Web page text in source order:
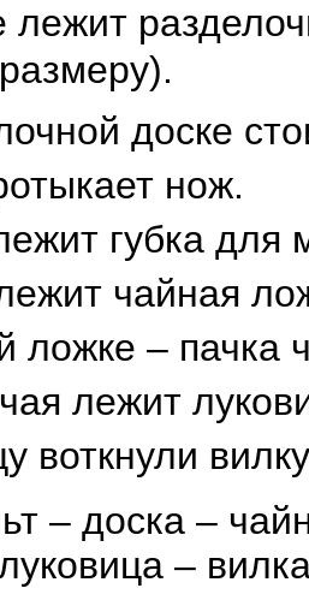
лежит
доске
нож.
губка для
чайная
ложке – пачка
лежит
воткнули
– доска –
–